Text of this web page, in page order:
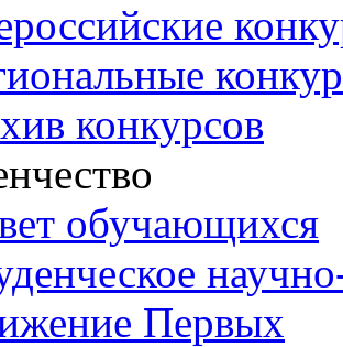
конкурсов
обучающихся
Первых